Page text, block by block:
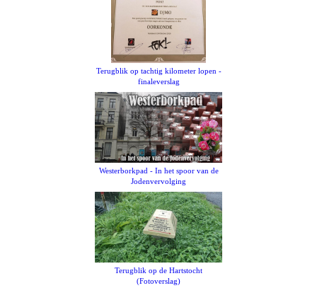
Terugblik op tachtig kilometer lopen -
finaleverslag
Westerborkpad - In het spoor van de
Jodenvervolging
Terugblik op de Hartstocht
(Fotoverslag)